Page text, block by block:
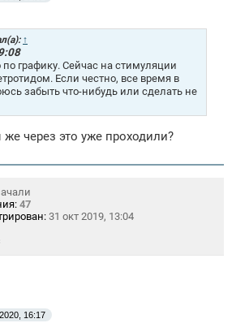
↑
по графику. Сейчас на стимуляции
Если честно, все время в
забыть что-нибудь или сделать не
через это уже проходили?
47
31 окт 2019, 13:04
16:17